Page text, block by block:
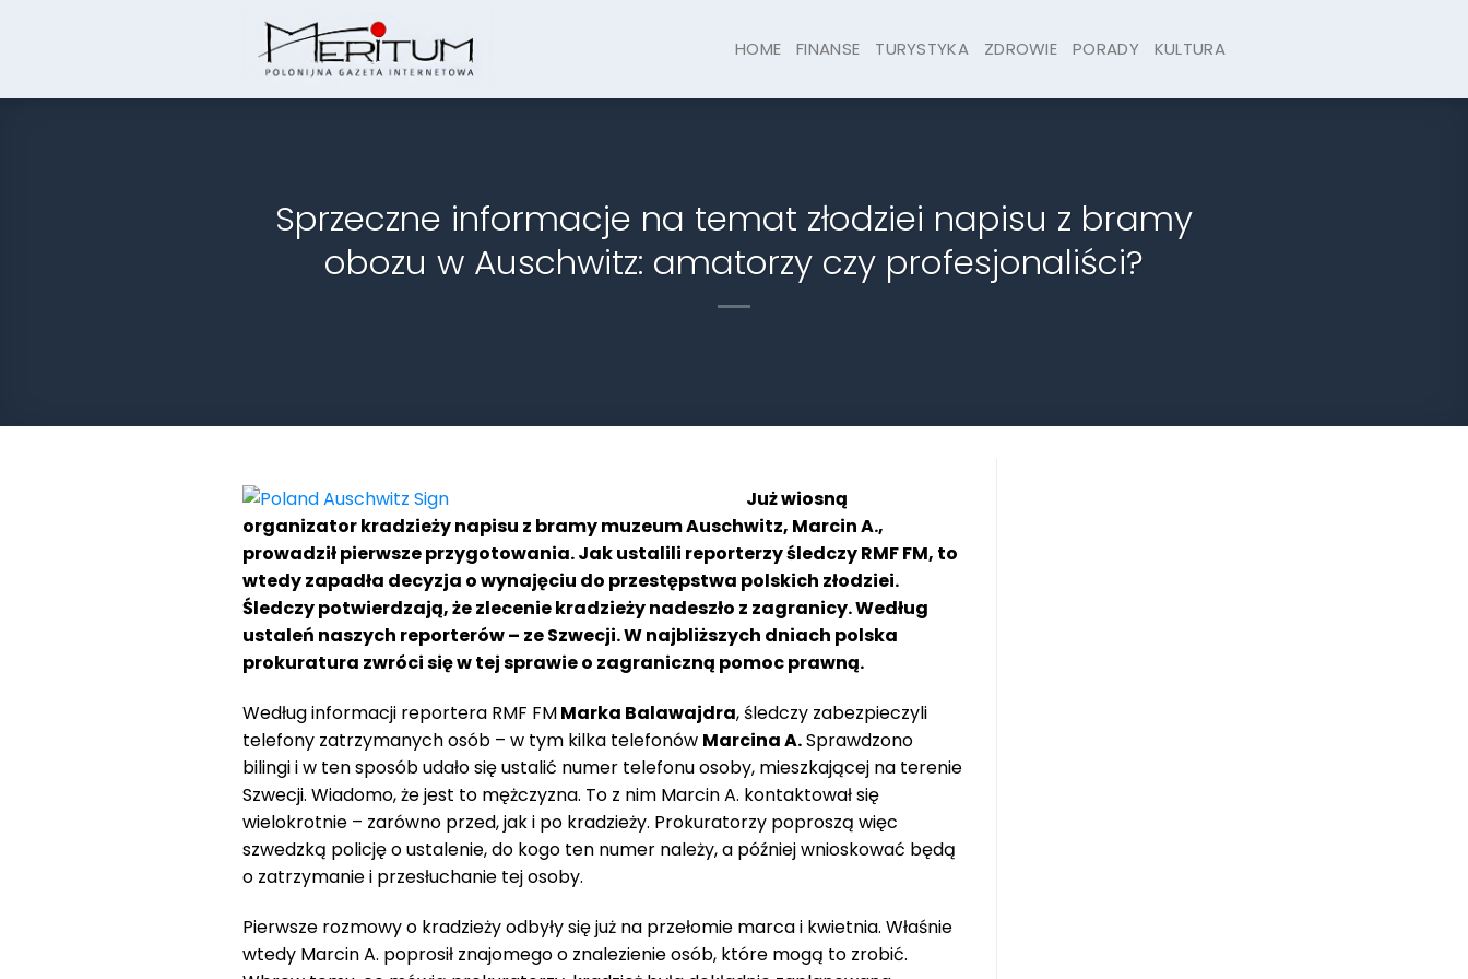
HOME FINANSE TURYSTYKA ZDROWIE PORADY KULTURA
Sprzeczne informacje na temat złodziei napisu z bramy
obozu w Auschwitz: amatorzy czy profesjonaliści?
Już wiosną
organizator kradzieży napisu z bramy muzeum Auschwitz, Marcin A.,
prowadził pierwsze przygotowania. Jak ustalili reporterzy śledczy RMF FM, to
wtedy zapadła decyzja o wynajęciu do przestępstwa polskich złodziei.
Śledczy potwierdzają, że zlecenie kradzieży nadeszło z zagranicy. Według
ustaleń naszych reporterów – ze Szwecji. W najbliższych dniach polska
prokuratura zwróci się w tej sprawie o zagraniczną pomoc prawną.
Według informacji reportera RMF FMMarka Balawajdra, śledczy zabezpieczyli
telefony zatrzymanych osób – w tym kilka telefonów Marcina A.Sprawdzono
bilingi i w ten sposób udało się ustalić numer telefonu osoby, mieszkającej na terenie
Szwecji. Wiadomo, że jest to mężczyzna. To z nim Marcin A. kontaktował się
wielokrotnie – zarówno przed, jak i po kradzieży. Prokuratorzy poproszą więc
szwedzką policję o ustalenie, do kogo ten numer należy, a później wnioskować będą
o zatrzymanie i przesłuchanie tej osoby.
Pierwsze rozmowy o kradzieży odbyły się już na przełomie marca i kwietnia. Właśnie
wtedy Marcin A. poprosił znajomego o znalezienie osób, które mogą to zrobić.